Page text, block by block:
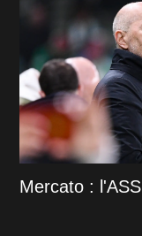
Mercato :